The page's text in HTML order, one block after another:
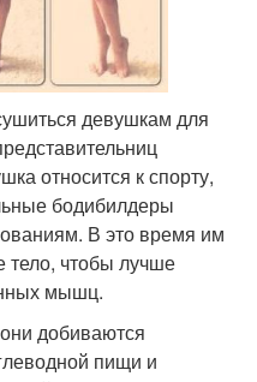
девушкам для
относится к спорту,
бодибилдеры
В это время им
тело, чтобы лучше
мышц.
добиваются
пищи и